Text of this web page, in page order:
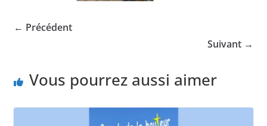
← Précédent
Suivant →
Vous pourrez aussi aimer